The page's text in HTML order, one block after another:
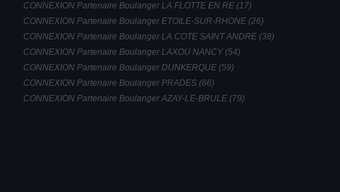
CONNEXION Partenaire Boulanger LA FLOTTE EN RE (17)
CONNEXION Partenaire Boulanger ETOILE-SUR-RHONE (26)
CONNEXION Partenaire Boulanger LA COTE SAINT ANDRE (38)
CONNEXION Partenaire Boulanger LAXOU NANCY (54)
CONNEXION Partenaire Boulanger DUNKERQUE (59)
CONNEXION Partenaire Boulanger PRADES (66)
CONNEXION Partenaire Boulanger AZAY-LE-BRULE (79)